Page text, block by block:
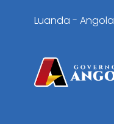
Luanda - Angola